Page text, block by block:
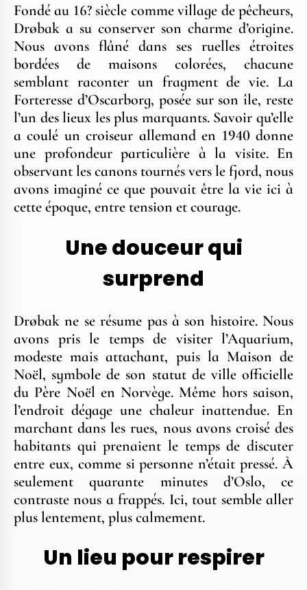
Fondé au 16? siècle comme village de pêcheurs,
Drøbak a su conserver son charme d’origine.
Nous avons flâné dans ses ruelles étroites
bordées de maisons colorées, chacune
semblant raconter un fragment de vie. La
Forteresse d’Oscarborg, posée sur son île, reste
l’un des lieux les plus marquants. Savoir qu’elle
a coulé un croiseur allemand en 1940 donne
une profondeur particulière à la visite. En
observant les canons tournés vers le fjord, nous
avons imaginé ce que pouvait être la vie ici à
cette époque, entre tension et courage.
Une douceur qui
surprend
Drøbak ne se résume pas à son histoire. Nous
avons pris le temps de visiter l’Aquarium,
modeste mais attachant, puis la Maison de
Noël, symbole de son statut de ville officielle
du Père Noël en Norvège. Même hors saison,
l’endroit dégage une chaleur inattendue. En
marchant dans les rues, nous avons croisé des
habitants qui prenaient le temps de discuter
entre eux, comme si personne n’était pressé. À
seulement quarante minutes d’Oslo, ce
contraste nous a frappés. Ici, tout semble aller
plus lentement, plus calmement.
Un lieu pour respirer